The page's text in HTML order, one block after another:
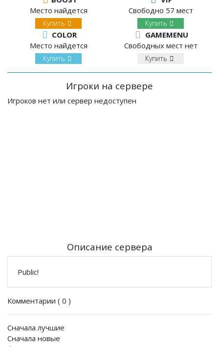
Место найдется
Купить
Свободно 57 мест
Купить
COLOR
Место найдется
Купить
GAMEMENU
Свободных мест нет
Купить
Игроки на сервере
Игроков нет или сервер недоступен
Описание сервера
Public!
Комментарии ( 0 )
Сначала лучшие
Сначала новые